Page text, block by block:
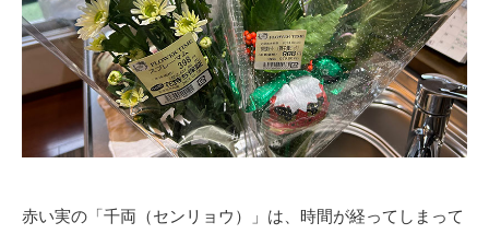
赤い実の「千両（センリョウ）」は、時間が経ってしまって